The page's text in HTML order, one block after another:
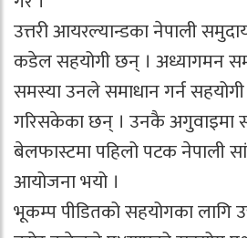
उत्तरी आयरल्यान्डका नेपाली
कडेल सहयोगी छन् । अध्यागमन
समस्या उनले समाधान गर्न सहयोगी
गरिसकेका छन् । उनकै अगुवाइमा
बेलफास्टमा पहिलो पटक नेपाली
आयोजना भयो ।
भूकम्प पीडितको सहयोगका लागि